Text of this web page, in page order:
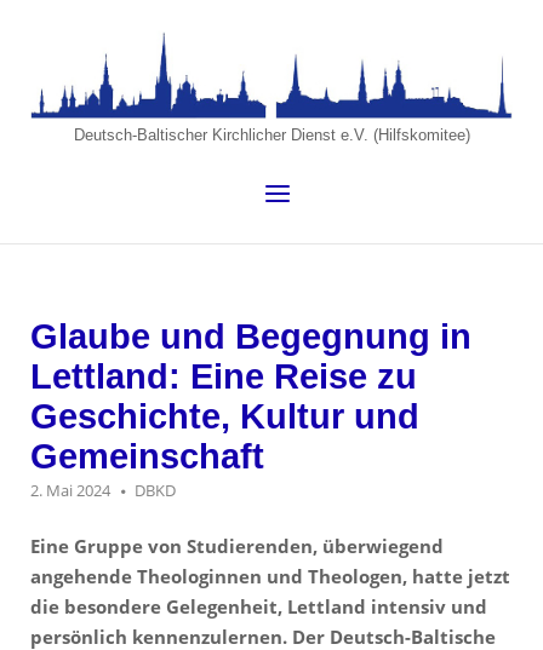
Deutsch-Baltischer Kirchlicher Dienst e.V. (Hilfskomitee)
Menu
Glaube und Begegnung in
Lettland: Eine Reise zu
Geschichte, Kultur und
Gemeinschaft
2. Mai 2024 DBKD
Eine Gruppe von Studierenden, überwiegend
angehende Theologinnen und Theologen, hatte jetzt
die besondere Gelegenheit, Lettland intensiv und
persönlich kennenzulernen. Der Deutsch-Baltische